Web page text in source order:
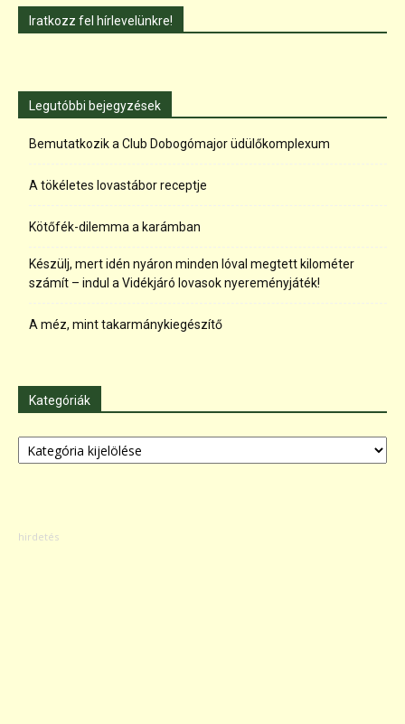
Iratkozz fel hírlevelünkre!
Legutóbbi bejegyzések
Bemutatkozik a Club Dobogómajor üdülőkomplexum
A tökéletes lovastábor receptje
Kötőfék-dilemma a karámban
Készülj, mert idén nyáron minden lóval megtett kilométer
számít – indul a Vidékjáró lovasok nyereményjáték!
A méz, mint takarmánykiegészítő
Kategóriák
Kategóriák